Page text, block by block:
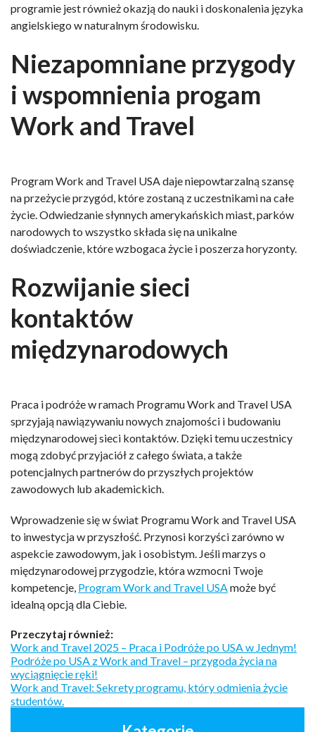
programie jest również okazją do nauki i doskonalenia języka
angielskiego w naturalnym środowisku.
Niezapomniane przygody
i wspomnienia progam
Work and Travel
Program Work and Travel USA daje niepowtarzalną szansę
na przeżycie przygód, które zostaną z uczestnikami na całe
życie. Odwiedzanie słynnych amerykańskich miast, parków
narodowych to wszystko składa się na unikalne
doświadczenie, które wzbogaca życie i poszerza horyzonty.
Rozwijanie sieci
kontaktów
międzynarodowych
Praca i podróże w ramach Programu Work and Travel USA
sprzyjają nawiązywaniu nowych znajomości i budowaniu
międzynarodowej sieci kontaktów. Dzięki temu uczestnicy
mogą zdobyć przyjaciół z całego świata, a także
potencjalnych partnerów do przyszłych projektów
zawodowych lub akademickich.
Wprowadzenie się w świat Programu Work and Travel USA
to inwestycja w przyszłość. Przynosi korzyści zarówno w
aspekcie zawodowym, jak i osobistym. Jeśli marzys o
międzynarodowej przygodzie, która wzmocni Twoje
kompetencje, Program Work and Travel USAmoże być
idealną opcją dla Ciebie.
Przeczytaj również:
Work and Travel 2025 – Praca i Podróże po USA w Jednym!
Podróże po USA z Work and Travel – przygoda życia na
wyciągnięcie ręki!
Work and Travel: Sekrety programu, który odmienia życie
studentów.